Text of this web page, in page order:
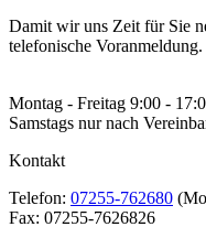
Damit wir uns Zeit für Sie
telefonische Voranmeldung.
Montag - Freitag 9:00 -
Samstags nur nach
Kontakt
Telefon: 07255-762680
Fax: 07255-7626826